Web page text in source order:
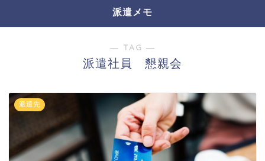
派遣メモ
― TAG ―
派遣社員 懇親会
派遣先